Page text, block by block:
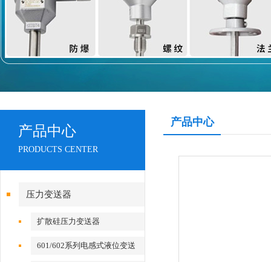
产品中心
PRODUCTS CENTER
压力变送器
扩散硅压力变送器
601/602系列电感式液位变送
产品中心